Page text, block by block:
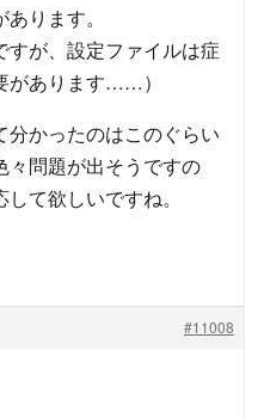
ります。
すが、設定ファイルは症
があります……）
かったのはこのぐらい
々問題が出そうですの
て欲しいですね。
#11008